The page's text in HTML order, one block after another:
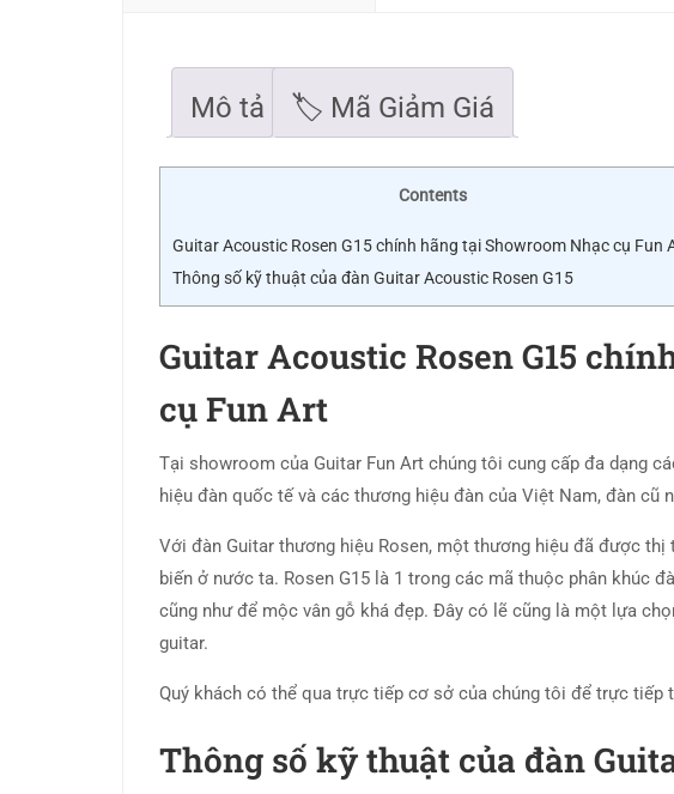
Mô tả 🏷 Mã Giảm Giá
Contents
Guitar Acoustic Rosen G15 chính hãng tại Showroom Nhạc cụ Fun
Thông số kỹ thuật của đàn Guitar Acoustic Rosen G15
Guitar Acoustic Rosen G15
cụ Fun Art
Tại showroom của Guitar Fun Art chúng tôi cung cấp đa dạng
hiệu đàn quốc tế và các thương hiệu đàn của Việt Nam, đàn cũ
Với đàn Guitar thương hiệu Rosen, một thương hiệu đã được
biến ở nước ta. Rosen G15 là 1 trong các mã thuộc phân khúc
cũng như để mộc vân gỗ khá đẹp. Đây có lẽ cũng là một lựa
guitar.
Quý khách có thể qua trực tiếp cơ sở của chúng tôi để trực tiếp
Thông số kỹ thuật của đàn